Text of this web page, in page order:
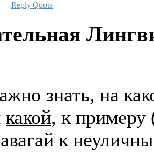
Reply Quote
знать, на
какой, к примеру
к